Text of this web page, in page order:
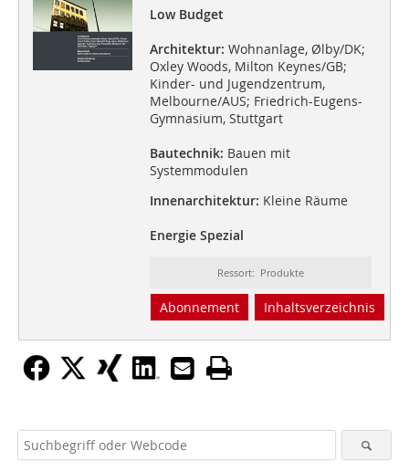
Low Budget
Architektur: Wohnanlage, Ølby/DK;
Oxley Woods, Milton Keynes/GB;
Kinder- und Jugendzentrum,
Melbourne/AUS; Friedrich-Eugens-
Gymnasium, Stuttgart
Bautechnik: Bauen mit
Systemmodulen
Innenarchitektur: Kleine Räume
Energie Spezial
Ressort: Produkte
Abonnement Inhaltsverzeichnis